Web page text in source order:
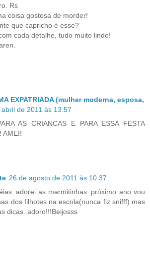
Rs
coisa gostosa de morder!
que capricho é esse?
cada detalhe, tudo muito lindo!
EXPATRIADA (mulher moderna, esposa,
abril de 2011 às 13:57
AS CRIANCAS E PARA ESSA FESTA
AMEI!
26 de agosto de 2011 às 10:37
as marmitinhas..próximo ano vou
dos filhotes na escola(nunca fiz snifff) mas
dicas..adoro!!!Beijosss